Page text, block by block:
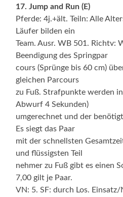
17. Jump and Run (E)
Pferde: 4j.+ält. Teiln: Alle
Läufer bilden ein
Team. Ausr. WB 501. Richtv:
Beendigung des Springpar
cours (Sprünge bis 60 cm)
gleichen Parcours
zu Fuß. Strafpunkte werden
Abwurf 4 Sekunden)
umgerechnet und der
Es siegt das Paar
mit der schnellsten
und flüssigsten Teil
nehmer zu Fuß gibt es einen
7,00 gilt je Paar.
VN: 5. SF: durch Los.